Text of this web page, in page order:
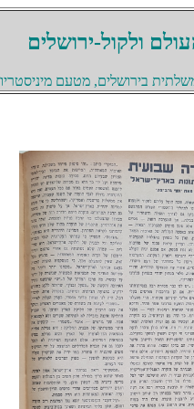
ולקול-ירושלים
בירושלים, מטעם